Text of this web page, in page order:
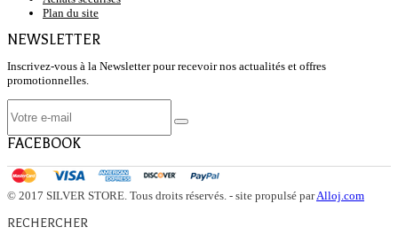
Plan du site
NEWSLETTER
Inscrivez-vous à la Newsletter pour recevoir nos actualités et offres
promotionnelles.
FACEBOOK
© 2017 SILVER STORE. Tous droits réservés. - site propulsé parAlloj.com
RECHERCHER